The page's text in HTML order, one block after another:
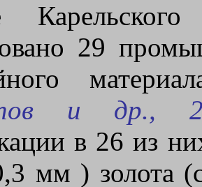
29
и др.,
в 26 из
мм ) золота